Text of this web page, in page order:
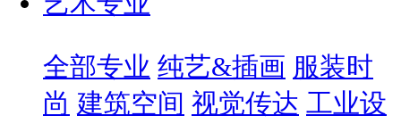
全部专业 纯艺&插画 服装时
尚 建筑空间 视觉传达 工业设